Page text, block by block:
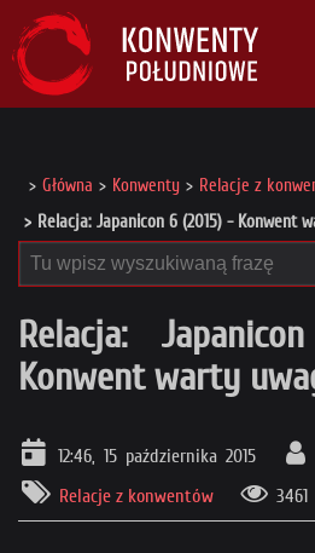
Główna Konwenty
Relacje z
Relacja: Japanicon 6 (2015) - Konwent
Relacja:
Konwent warty
12:46, 15 października 2015
Relacje z konwentów
3461